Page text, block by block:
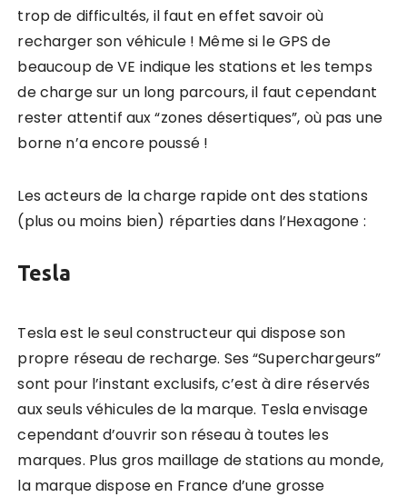
trop de difficultés, il faut en effet savoir où
recharger son véhicule ! Même si le GPS de
beaucoup de VE indique les stations et les temps
de charge sur un long parcours, il faut cependant
rester attentif aux “zones désertiques”, où pas une
borne n’a encore poussé !
Les acteurs de la charge rapide ont des stations
(plus ou moins bien) réparties dans l’Hexagone :
Tesla
Tesla est le seul constructeur qui dispose son
propre réseau de recharge. Ses “Superchargeurs”
sont pour l’instant exclusifs, c’est à dire réservés
aux seuls véhicules de la marque. Tesla envisage
cependant d’ouvrir son réseau à toutes les
marques. Plus gros maillage de stations au monde,
la marque dispose en France d’une grosse